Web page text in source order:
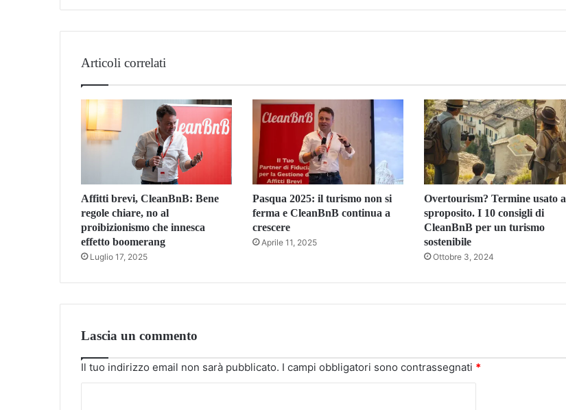
Articoli correlati
Affitti brevi, CleanBnB: Bene
regole chiare, no al
proibizionismo che innesca
effetto boomerang
Luglio 17, 2025
Pasqua 2025: il turismo non si
ferma e CleanBnB continua a
crescere
Aprile 11, 2025
Overtourism? Termine usato a
sproposito. I 10 consigli di
CleanBnB per un turismo
sostenibile
Ottobre 3, 2024
Lascia un commento
Il tuo indirizzo email non sarà pubblicato. I campi obbligatori sono contrassegnati *